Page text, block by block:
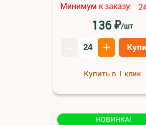
Минимум к заказу:
136₽/шт
+
Купить в 1 клик
НОВИНКА!